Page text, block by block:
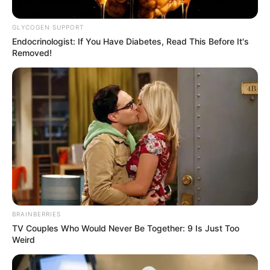
ΑΠΟΨΕΙΣ ΡΟΗ ΤΩΝ ΑΡΘΡΩΝ
Σάββας Καλεντερίδης: Αν επιτεθούν οι
Τούρκοι θα χάσουν όλο τον αποβατικό
στόλο | ZOOM (ΒΙΝΤΕΟ)
Σάββας Καλεντερίδης: Αν επιτεθούν οι Τούρκοι θα χάσουν
όλο τον αποβατικό στόλο… και όλα τα πλοία επιφανείας
που βρίσκονται στη ζώνη των επιχειρήσεων, δηλαδή στο...
GLYCOGEN SUPPORT
Endocrinologist: If You Have Diabetes, Read This Before It's
Removed!
BRAINBERRIES
TV Couples Who Would Never Be Together: 9 Is Just Too
Weird